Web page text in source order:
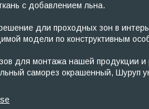
с добавлением льна.
дли проходных зон в
модели по конструктивным
для монтажа нашей продукции
саморез окрашенный,